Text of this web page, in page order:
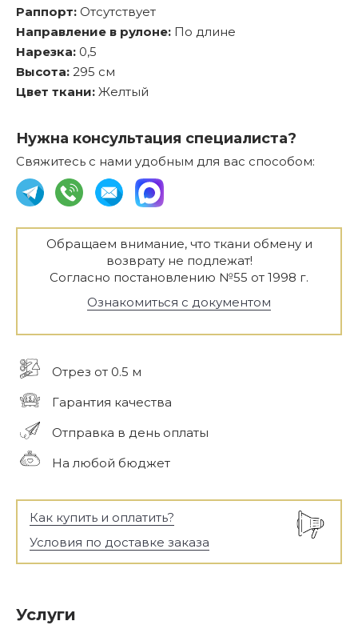
Раппорт: Отсутствует
Направление в рулоне: По длине
Нарезка: 0,5
Высота: 295 см
Цвет ткани: Желтый
Нужна консультация специалиста?
Свяжитесь с нами удобным для вас способом:
Обращаем внимание, что ткани обмену и
возврату не подлежат!
Согласно постановлению №55 от 1998 г.
Ознакомиться с документом
Отрез от 0.5 м
Гарантия качества
Отправка в день оплаты
На любой бюджет
Как купить и оплатить?
Условия по доставке заказа
Услуги